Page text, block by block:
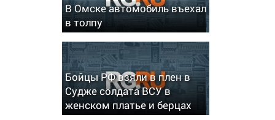
В Омске автомобиль въехал
в толпу
Бойцы РФ взяли в плен в
Судже солдата ВСУ в
женском платье и берцах